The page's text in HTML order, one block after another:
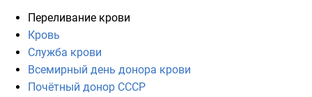
Переливание крови
Кровь
Служба крови
Всемирный день донора крови
Почётный донор СССР